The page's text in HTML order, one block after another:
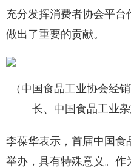
充分发挥消费者协会平
做出了重要的贡献。
（中国食品工业协会经
长、中国食品工业
李葆华表示，首届中国食
举办，具有特殊意义。作